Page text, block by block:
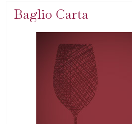
Baglio Carta